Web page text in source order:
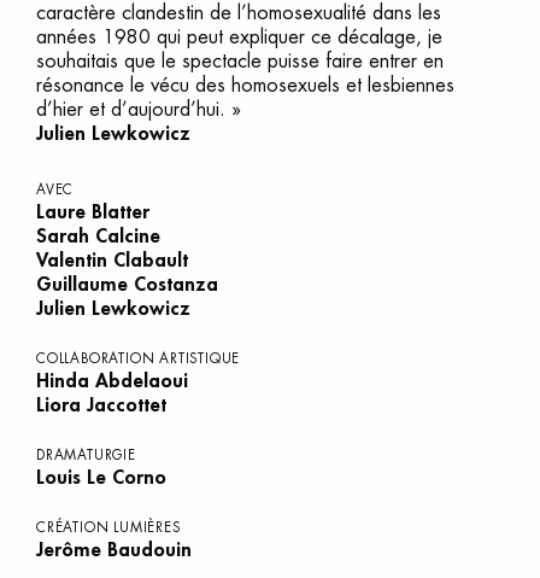
caractère clandestin de l’homosexualité dans les
années 1980 qui peut expliquer ce décalage, je
souhaitais que le spectacle puisse faire entrer en
résonance le vécu des homosexuels et lesbiennes
d’hier et d’aujourd’hui. »
Julien Lewkowicz
AVEC
Laure Blatter
Sarah Calcine
Valentin Clabault
Guillaume Costanza
Julien Lewkowicz
COLLABORATION ARTISTIQUE
Hinda Abdelaoui
Liora Jaccottet
DRAMATURGIE
Louis Le Corno
CRÉATION LUMIÈRES
Jerôme Baudouin